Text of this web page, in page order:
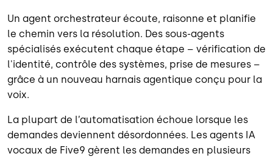
Un agent orchestrateur écoute, raisonne et planifie
le chemin vers la résolution. Des sous-agents
spécialisés exécutent chaque étape – vérification de
l'identité, contrôle des systèmes, prise de mesures –
grâce à un nouveau harnais agentique conçu pour la
voix.
La plupart de l’automatisation échoue lorsque les
demandes deviennent désordonnées. Les agents IA
vocaux de Five9 gèrent les demandes en plusieurs